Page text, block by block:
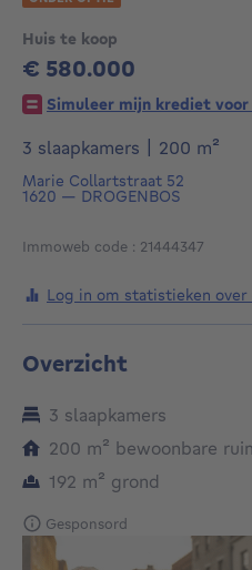
Huis te koop
€ 580.000
580000€
Simuleer mijn krediet
3 slaapkamers
200 m²
Marie Collartstraat 52
1620 — DROGENBOS
Immoweb code : 21444347
Log in om statistieken
Overzicht
3 slaapkamers
200 m² vierkante
bewoonbare
192 m² vierkante meters
grond
Gesponsord